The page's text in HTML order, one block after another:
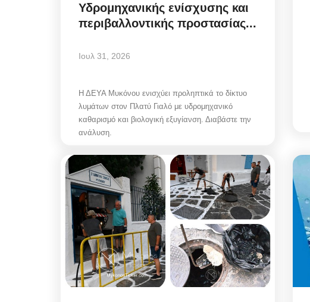
Υδρομηχανικής ενίσχυσης και
περιβαλλοντικής προστασίας...
Ιουλ 31, 2026
Η ΔΕΥΑ Μυκόνου ενισχύει προληπτικά το δίκτυο
λυμάτων στον Πλατύ Γιαλό με υδρομηχανικό
καθαρισμό και βιολογική εξυγίανση. Διαβάστε την
ανάλυση.